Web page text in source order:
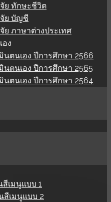
ย ทักษะชีวิต
ย บัญชี
ย ภาษาต่างประเทศ
อง
นตนเอง ปีการศึกษา 2566
นตนเอง ปีการศึกษา 2565
นตนเอง ปีการศึกษา 2564
สีเมนูแบบ 1
สีเมนูแบบ 2